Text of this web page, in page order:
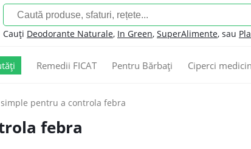
Cauți Deodorante Naturale, In Green, SuperAlimente, sau
Remedii FICAT Pentru Bărbați Ciperci
pentru a controla febra
febra